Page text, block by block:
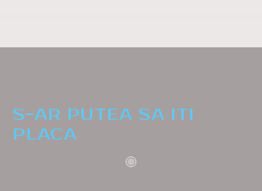
S-AR PUTEA SA ITI
PLACA